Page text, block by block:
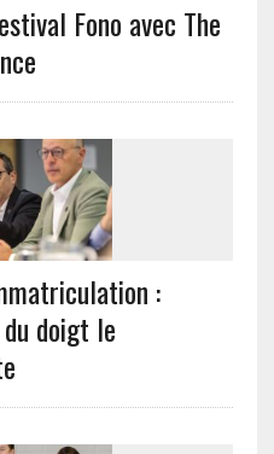
Fono avec The
:
doigt le